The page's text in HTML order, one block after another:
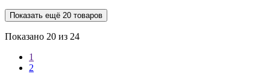
Показать ещё 20 товаров
Показано 20 из 24
1
2